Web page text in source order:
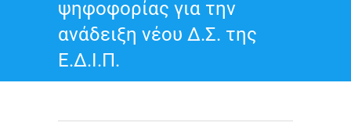
ψηφοφορίας για την
ανάδειξη νέου Δ.Σ. της
Ε.Δ.Ι.Π.